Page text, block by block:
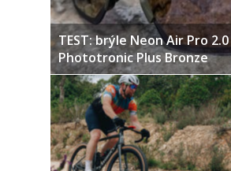
TEST: brýle Neon Air Pro 2.0
Phototronic Plus Bronze